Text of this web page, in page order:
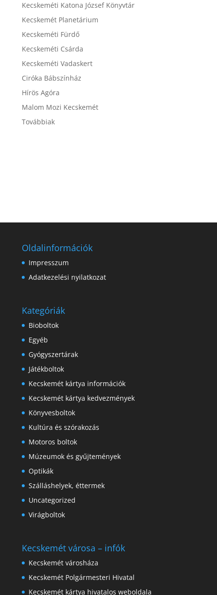
Kecskeméti Katona József Könyvtár
Kecskemét Planetárium
Kecskeméti Fürdő
Kecskeméti Csárda
Kecskeméti Vadaskert
Ciróka Bábszínház
Hírös Agóra
Malom Mozi Kecskemét
Továbbiak
Oldalinformációk
Impresszum
Adatkezelési nyilatkozat
Kategóriák
Bioboltok
Egyéb
Gyógyszertárak
Játékboltok
Kecskemét kártya információk
Kecskemét kártya kedvezmények
Könyvesboltok
Kultúra és szórakozás
Motoros boltok
Múzeumok és gyűjtemények
Optikák
Szálláshelyek, éttermek
Uncategorized
Virágboltok
Kecskemét városa – infók
Kecskemét városháza
Kecskemét Polgármesteri Hivatal
Kecskemét kártya hivatalos weboldala